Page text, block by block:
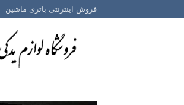
to
فروش اینترنتی باتری ماشین